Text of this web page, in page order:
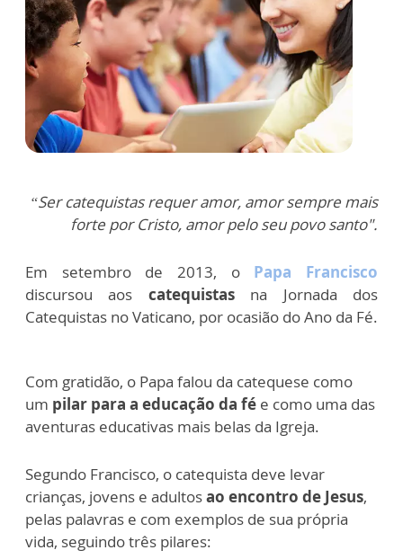
“Ser catequistas requer amor, amor sempre mais
forte por Cristo, amor pelo seu povo santo".
Em setembro de 2013, o Papa Francisco
discursou aos catequistasna Jornada dos
Catequistas no Vaticano, por ocasião do Ano da Fé.
Com gratidão, o Papa falou da catequese como
um pilar para a educação da fé e como uma das
aventuras educativas mais belas da Igreja.
Segundo Francisco, o catequista deve levar
crianças, jovens e adultosao encontro de Jesus,
pelas palavras e com exemplos de sua própria
vida, seguindo três pilares: